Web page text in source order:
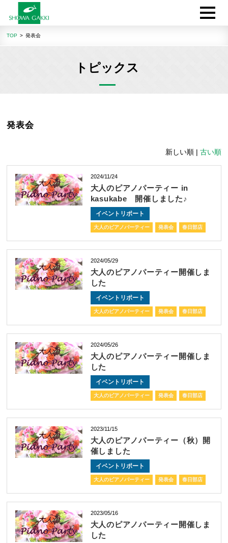
TOP 発表会
トピックス
発表会
新しい順 | 古い順
2024/11/24
大人のピアノパーティー in
kasukabe 開催しました♪
イベントリポート
大人のピアノパーティー 発表会 春日部店
2024/05/29
大人のピアノパーティー開催しま
した
イベントリポート
大人のピアノパーティー 発表会 春日部店
2024/05/26
大人のピアノパーティー開催しま
した
イベントリポート
大人のピアノパーティー 発表会 春日部店
2023/11/15
大人のピアノパーティー（秋）開
催しました
イベントリポート
大人のピアノパーティー 発表会 春日部店
2023/05/16
大人のピアノパーティー開催しま
した